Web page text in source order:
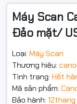
Máy Scan
Đảo mặt/
Loại: Máy Scan
Thương hiệu:
Tình trạng: Hết
Mã sản phẩm:
Bảo hành: 12thang
Chiều rộng 53 -
Chiều dài
70 - 432
liệu dài
Độ dày và trọng lượng